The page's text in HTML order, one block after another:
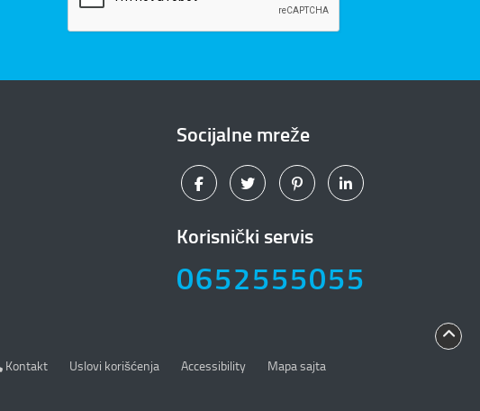
Socijalne mreže
Korisnički servis
0652555055
Kontakt
Kontakt Uslovi korišćenja Accessibility
Mapa sajta